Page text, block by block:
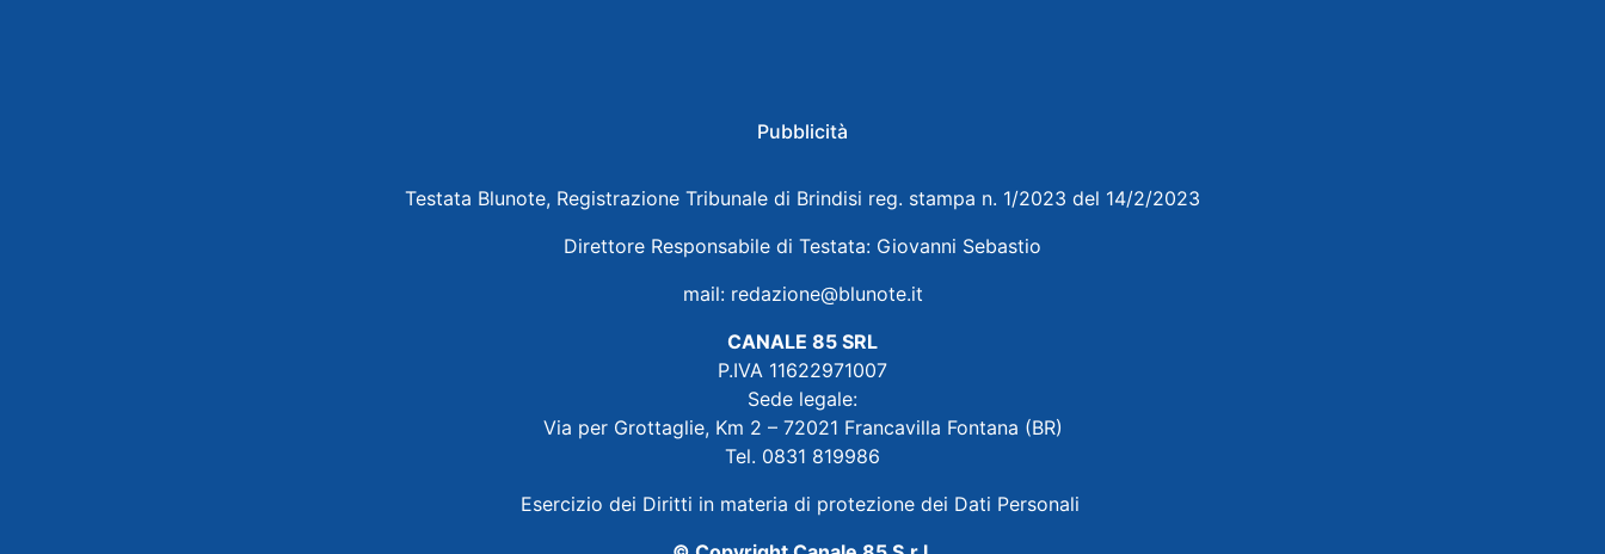
Pubblicità
Testata Blunote, Registrazione Tribunale di Brindisi reg. stampa n. 1/2023 del 14/2/2023
Direttore Responsabile di Testata: Giovanni Sebastio
mail: redazione@blunote.it
CANALE 85 SRL
P.IVA 11622971007
Sede legale:
Via per Grottaglie, Km 2 – 72021 Francavilla Fontana (BR)
Tel. 0831 819986
Esercizio dei Diritti in materia di protezione dei Dati Personali